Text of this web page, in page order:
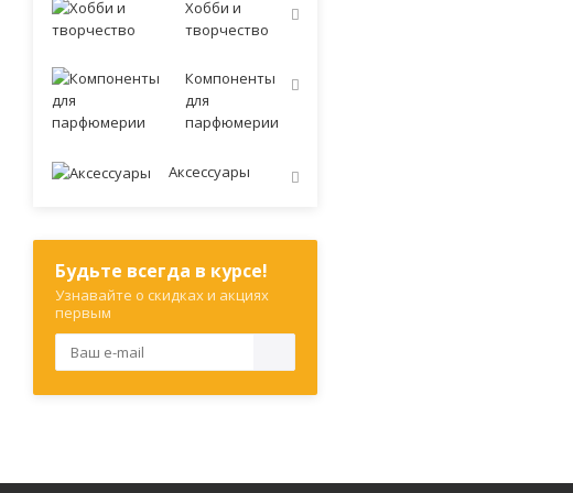
Хобби и
творчество
Компоненты
для
парфюмерии
Аксессуары
Будьте всегда в курсе!
Узнавайте о скидках и акциях
первым